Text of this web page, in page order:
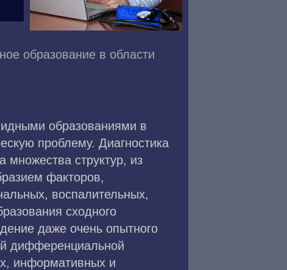
образование в области
образованиями в
проблему. Диагностика
множества структур, из
факторов,
воспалительных,
сходного
даже очень опытного
дифференциальной
информативных и